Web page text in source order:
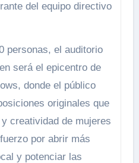
del equipo directivo
personas, el auditorio
será el epicentro de
donde el público
originales que
creatividad de mujeres
por abrir más
y potenciar las